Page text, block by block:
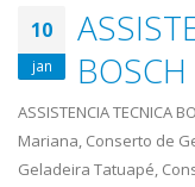
10
jan
ASSISTENCIA TECNICA
Mariana, Conserto de
Geladeira Tatuapé,